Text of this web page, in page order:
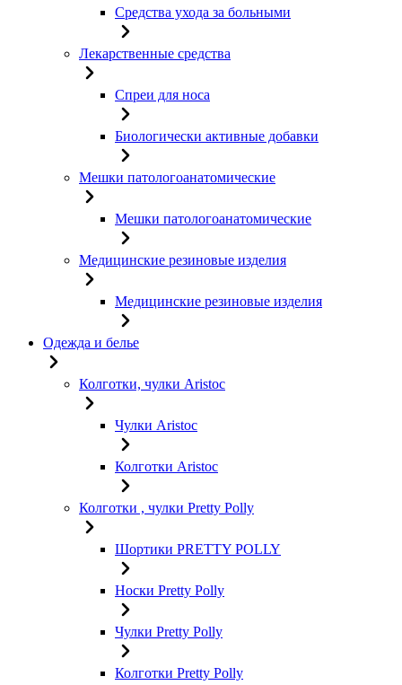
Средства ухода за больными
Лекарственные средства
Спреи для носа
Биологически активные добавки
Мешки патологоанатомические
Мешки патологоанатомические
Медицинские резиновые изделия
Медицинские резиновые изделия
Одежда и белье
Колготки, чулки Aristoc
Чулки Aristoc
Колготки Aristoc
Колготки , чулки Pretty Polly
Шортики PRETTY POLLY
Носки Pretty Polly
Чулки Pretty Polly
Колготки Pretty Polly